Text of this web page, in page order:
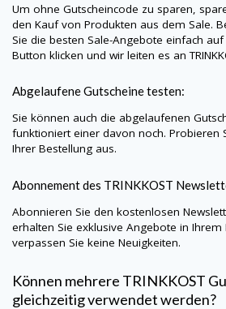
Um ohne Gutscheincode zu sparen,
den Kauf von Produkten aus dem Sale.
Sie die besten Sale-Angebote einfach auf
Button klicken und wir leiten es an
Abgelaufene Gutscheine testen:
Sie können auch die abgelaufenen
funktioniert einer davon noch. Probieren
Ihrer Bestellung aus.
Abonnement des TRINKKOST
Abonnieren Sie den kostenlosen
erhalten Sie exklusive Angebote in Ihrem
verpassen Sie keine Neuigkeiten.
Können mehrere TRINKKOST
gleichzeitig verwendet werden?